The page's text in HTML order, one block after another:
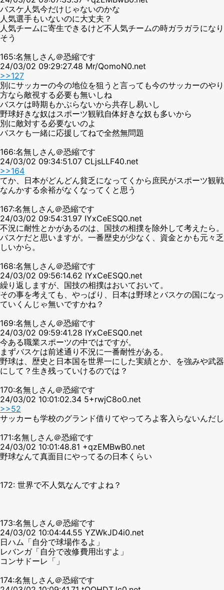
バスケ人気今だけじゃないのかな
人気選手もいないのに大丈夫？
人気チームに寄生できるけど不人気チームの時ガラガラになり
そう
165:名無しさん＠恐縮です
24/03/02 09:29:27.48 Mr/QomoN0.net
>>127
別にサッカーの今の地位を狙うと言っても今のサッカーのやり
方なら敵視する必要も無いしね
バスケは時期もかぶらないから共存し易いし
野球好きな奴はスポーツ観戦自体好きな奴も多いから
別に敵対する必要ないのよ
バスケも一緒に応援してねで全然無問題
166:名無しさん＠恐縮です
24/03/02 09:34:51.07 CLjsLLF40.net
>>164
てか、日本がどんどん貧乏になってくから庶民がスポーツ観戦
なんかする余裕がなくなってくと思う
167:名無しさん＠恐縮です
24/03/02 09:54:31.97 IYxCeESQ0.net
不況に耐性とかがあるのは、国技の相撲を除外して考えたら。
バスケだと思いますが。一番歴史が少なく、資金とかも元々乏
しいから。
168:名無しさん＠恐縮です
24/03/02 09:56:14.62 IYxCeESQ0.net
繰り返しますが、国技の相撲はおいておいて。
その事を考えても、やっぱり、日本は野球とバスケの国になっ
ていくんじゃ無いですかね？
169:名無しさん＠恐縮です
24/03/02 09:59:41.28 IYxCeESQ0.net
今ある職業スポーツの中ではですが。
まずバスケは前述通り不況に一番耐性がある。
野球は、歴史と日本国を世界一にした実績とか、を強みや武器
にして？生き残っていけるのでは？
170:名無しさん＠恐縮です
24/03/02 10:01:02.34 5+rwjC8o0.net
>>52
サッカーも学校のグランド借りてやってろよ客入らないんだし
171:名無しさん＠恐縮です
24/03/02 10:01:48.81 +qzEMBwB0.net
野球なんて真面目にやってるの日本くらい
172: 世界で不人気なんですよね？
173:名無しさん＠恐縮です
24/03/02 10:04:44.55 YZWkJD4i0.net
日ハム「自分で球場作るよ」
レバンガ「自分で改修費用出すよ」
コンサドーレ「」
174:名無しさん＠恐縮です